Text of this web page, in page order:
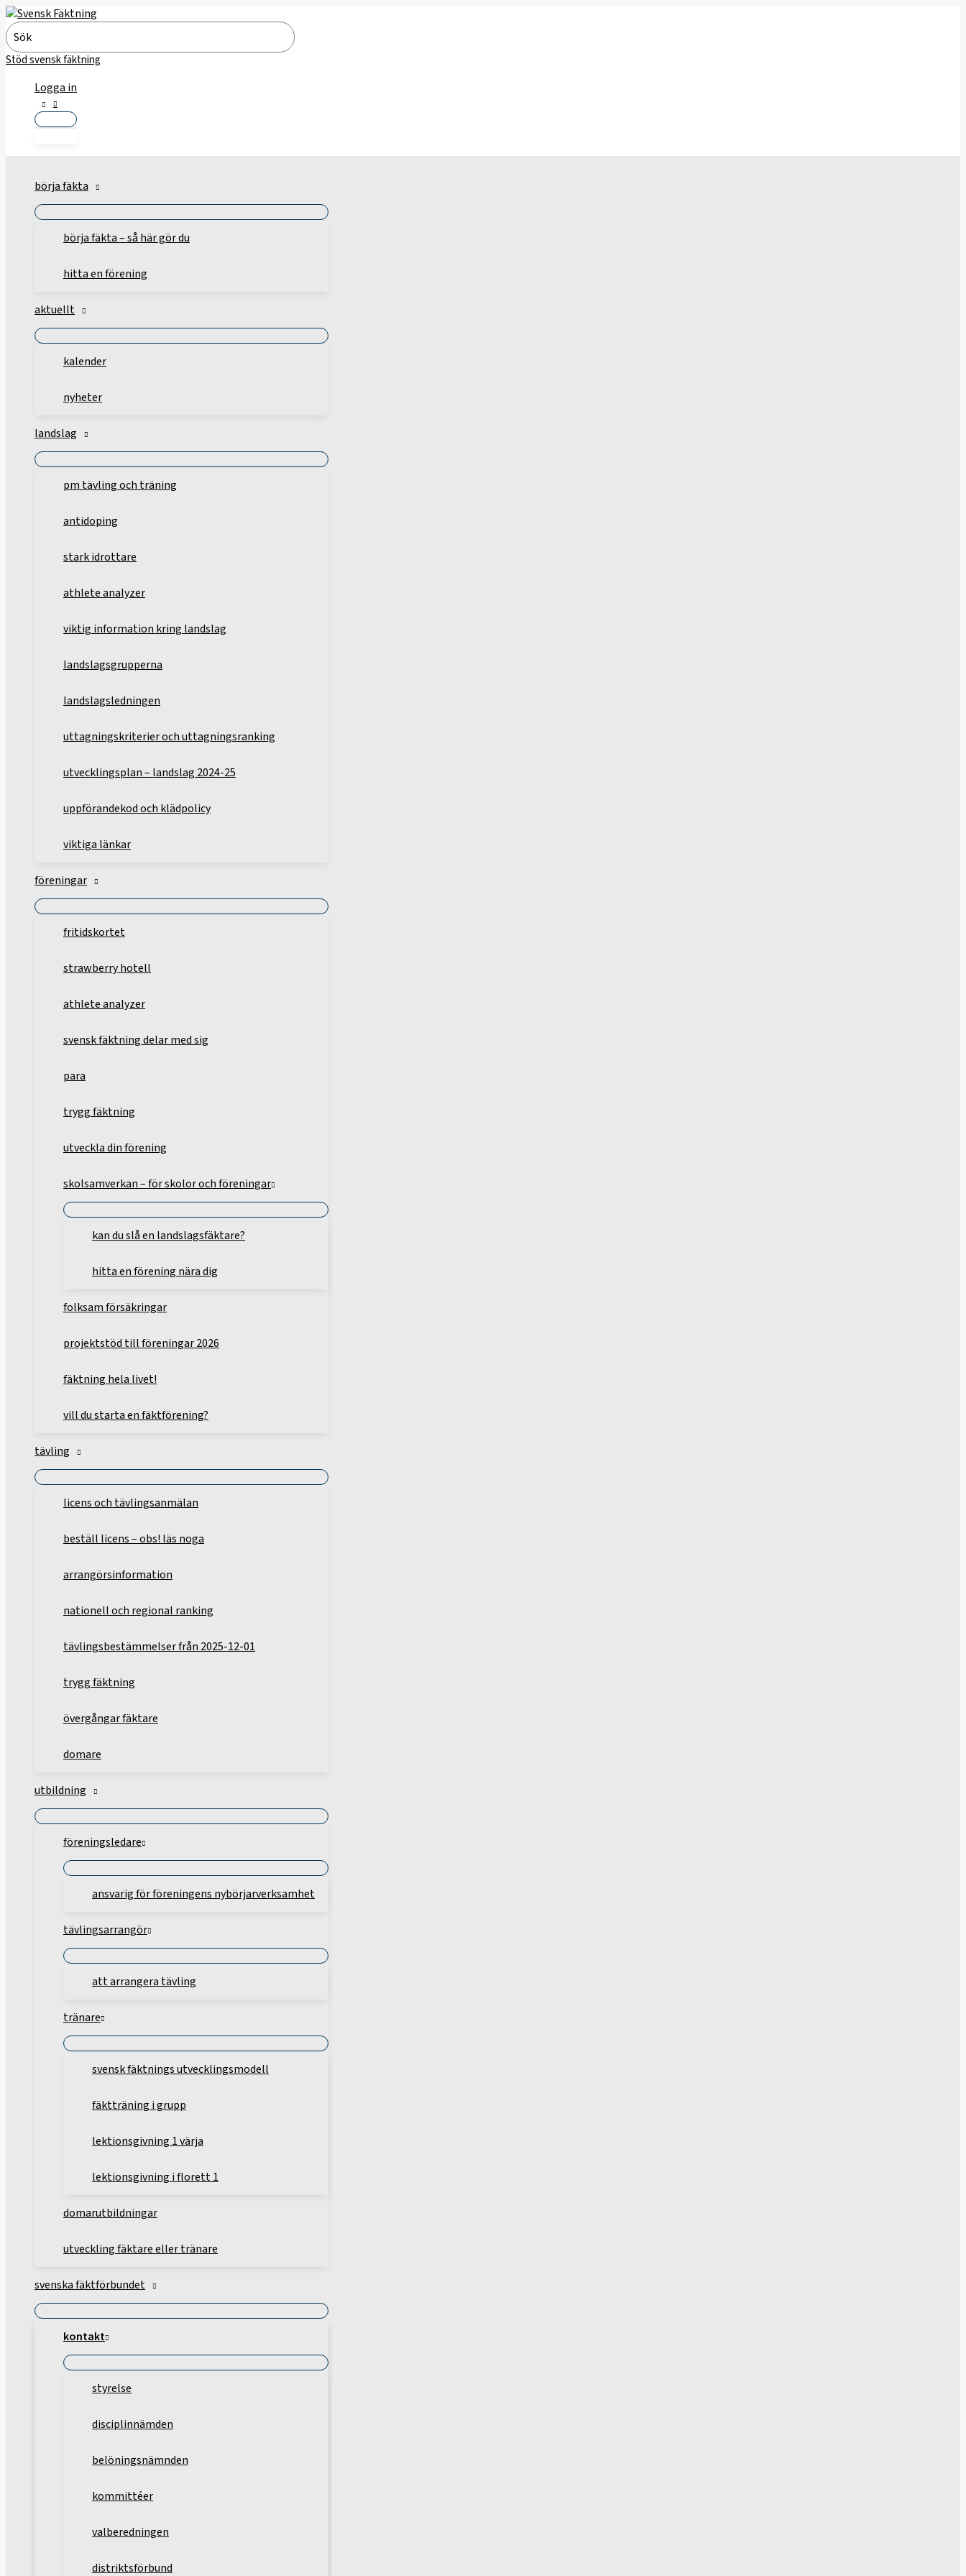
Hoppa
till
innehåll
Search
for:
Stöd svensk fäktning
Logga in
börja fäkta
börja fäkta – så här gör du
hitta en förening
aktuellt
kalender
nyheter
landslag
pm tävling och träning
antidoping
stark idrottare
athlete analyzer
viktig information kring landslag
landslagsgrupperna
landslagsledningen
uttagningskriterier och uttagningsranking
utvecklingsplan – landslag 2024-25
uppförandekod och klädpolicy
viktiga länkar
föreningar
fritidskortet
strawberry hotell
athlete analyzer
svensk fäktning delar med sig
para
trygg fäktning
utveckla din förening
skolsamverkan – för skolor och föreningar
kan du slå en landslagsfäktare?
hitta en förening nära dig
folksam försäkringar
projektstöd till föreningar 2026
fäktning hela livet!
vill du starta en fäktförening?
tävling
licens och tävlingsanmälan
beställ licens – obs! läs noga
arrangörsinformation
nationell och regional ranking
tävlingsbestämmelser från 2025-12-01
trygg fäktning
övergångar fäktare
domare
utbildning
föreningsledare
ansvarig för föreningens nybörjarverksamhet
tävlingsarrangör
att arrangera tävling
tränare
svensk fäktnings utvecklingsmodell
fäktträning i grupp
lektionsgivning 1 värja
lektionsgivning i florett 1
domarutbildningar
utveckling fäktare eller tränare
svenska fäktförbundet
kontakt
styrelse
disciplinnämden
belöningsnämnden
kommittéer
valberedningen
distriktsförbund